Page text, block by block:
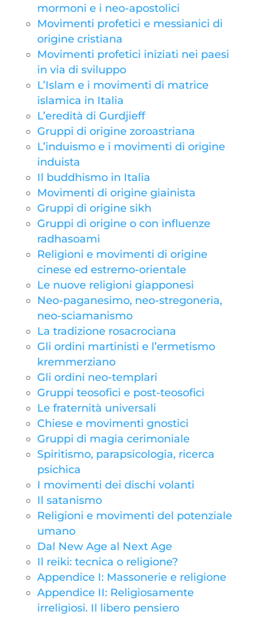
mormoni e i neo-apostolici
Movimenti profetici e messianici di
origine cristiana
Movimenti profetici iniziati nei paesi
in via di sviluppo
L’Islam e i movimenti di matrice
islamica in Italia
L’eredità di Gurdjieff
Gruppi di origine zoroastriana
L’induismo e i movimenti di origine
induista
Il buddhismo in Italia
Movimenti di origine giainista
Gruppi di origine sikh
Gruppi di origine o con influenze
radhasoami
Religioni e movimenti di origine
cinese ed estremo-orientale
Le nuove religioni giapponesi
Neo-paganesimo, neo-stregoneria,
neo-sciamanismo
La tradizione rosacrociana
Gli ordini martinisti e l’ermetismo
kremmerziano
Gli ordini neo-templari
Gruppi teosofici e post-teosofici
Le fraternità universali
Chiese e movimenti gnostici
Gruppi di magia cerimoniale
Spiritismo, parapsicologia, ricerca
psichica
I movimenti dei dischi volanti
Il satanismo
Religioni e movimenti del potenziale
umano
Dal New Age al Next Age
Il reiki: tecnica o religione?
Appendice I: Massonerie e religione
Appendice II: Religiosamente
irreligiosi. Il libero pensiero